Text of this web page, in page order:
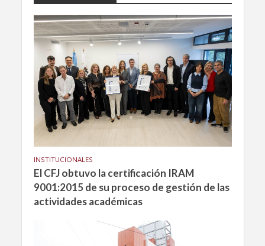
INSTITUCIONALES
El CFJ obtuvo la certificación IRAM
9001:2015 de su proceso de gestión de las
actividades académicas